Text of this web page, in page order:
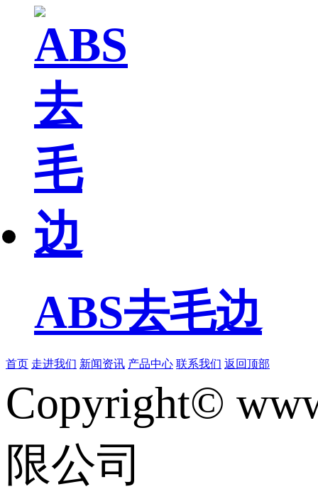
ABS去毛边
首页 走进我们 新闻资讯 产品中心 联系我们 返回顶部
Copyright©
限公司